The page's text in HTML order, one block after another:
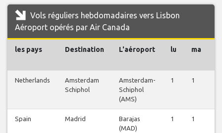
Vols réguliers hebdomadaires vers Lisbon
Aéroport opérés par Air Canada
les pays Destination L'aéroport lu ma
Netherlands
Amsterdam
Schiphol
Amsterdam-
Schiphol
(AMS)
1 1
Spain Madrid
Barajas
(MAD)
1 1